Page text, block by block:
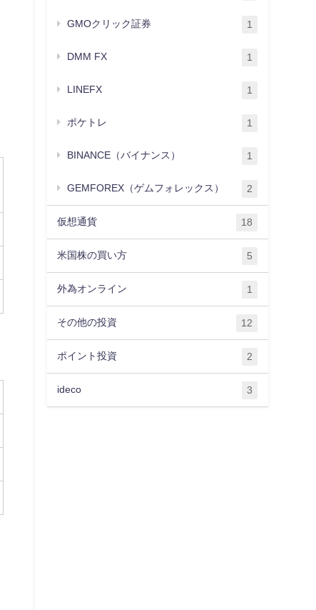
GMOクリック証券 1
DMM FX 1
LINEFX 1
ポケトレ 1
BINANCE（バイナンス） 1
GEMFOREX（ゲムフォレックス） 2
仮想通貨 18
米国株の買い方 5
外為オンライン 1
その他の投資 12
ポイント投資 2
ideco 3